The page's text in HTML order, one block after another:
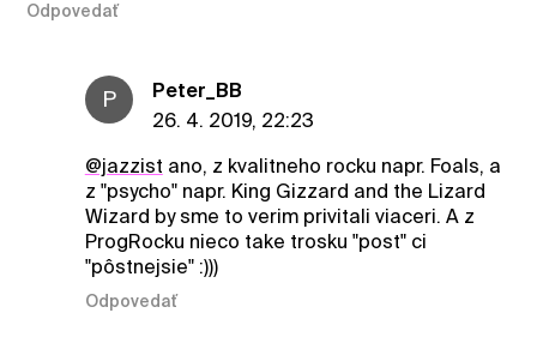
Odpovedať
P
Peter_BB
26. 4. 2019, 22:23
@jazzist ano, z kvalitneho rocku napr. Foals, a
z "psycho" napr. King Gizzard and the Lizard
Wizard by sme to verim privitali viaceri. A z
ProgRocku nieco take trosku "post" ci
"pôstnejsie" :)))
Odpovedať